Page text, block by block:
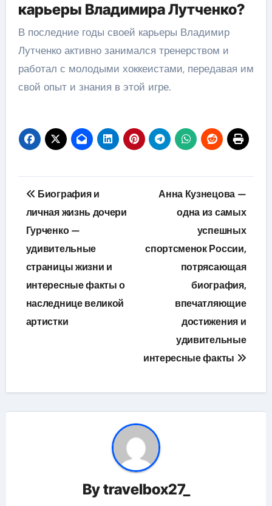
карьеры Владимира Лутченко?
В последние годы своей карьеры Владимир
Лутченко активно занимался тренерством и
работал с молодыми хоккеистами, передавая им
свой опыт и знания в этой игре.
Навигация
по
записям
Биография и
личная жизнь дочери
Гурченко —
удивительные
страницы жизни и
интересные факты о
наследнице великой
артистки
Анна Кузнецова —
одна из самых
успешных
спортсменок России,
потрясающая
биография,
впечатляющие
достижения и
удивительные
интересные факты
Bytravelbox27_